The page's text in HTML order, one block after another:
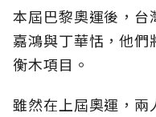
本屆巴黎奧運後，
嘉鴻與丁華恬，他
衡木項目。
雖然在上屆奧運，兩